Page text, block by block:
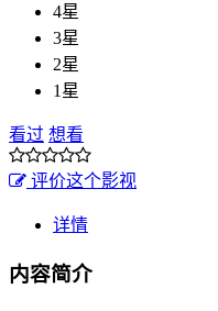
4星
3星
2星
1星
看过 想看
评价这个影视
详情
内容简介